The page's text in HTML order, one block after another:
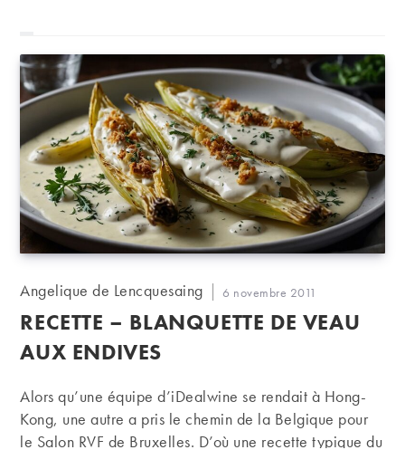
Auteur/autrice
la
publication :
Angelique de Lencquesaing
Publication
publiée :
6 novembre 2011
RECETTE – BLANQUETTE DE VEAU
AUX ENDIVES
Alors qu’une équipe d’iDealwine se rendait à Hong-
Kong, une autre a pris le chemin de la Belgique pour
le Salon RVF de Bruxelles. D’où une recette typique du